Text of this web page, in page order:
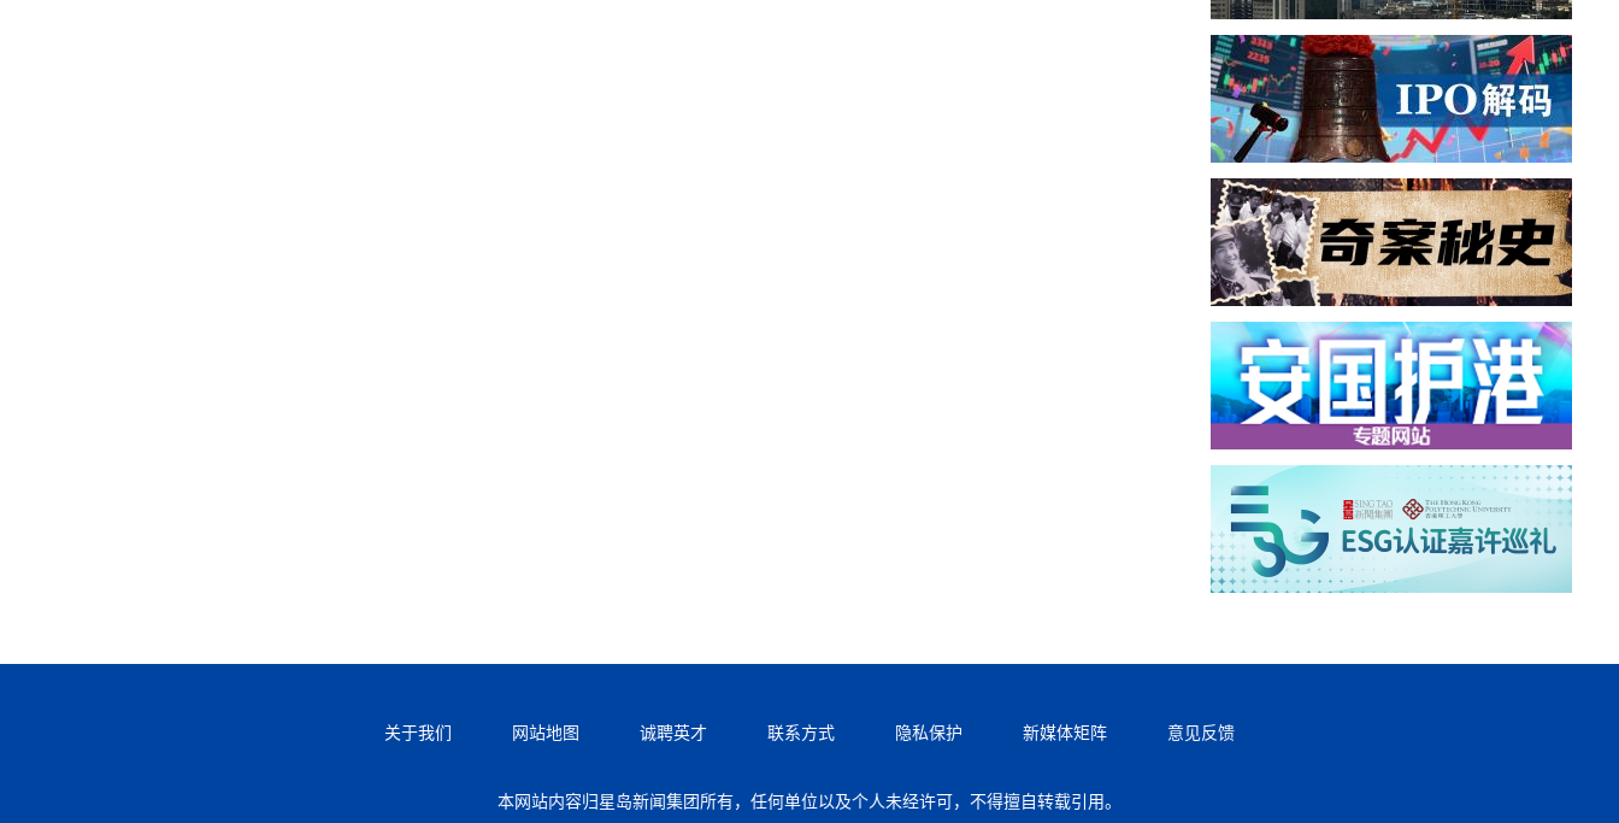
关于我们 网站地图 诚聘英才 联系方式 隐私保护 新媒体矩阵 意见反馈
本网站内容归星岛新闻集团所有，任何单位以及个人未经许可，不得擅自转载引用。